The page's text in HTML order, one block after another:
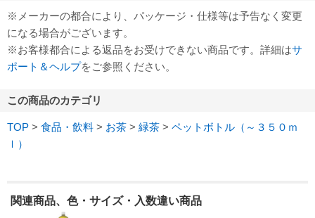
※メーカーの都合により、パッケージ・仕様等は予告なく変更
になる場合がございます。
※お客様都合による返品をお受けできない商品です。詳細はサ
ポート＆ヘルプをご参照ください。
この商品のカテゴリ
TOP > 食品・飲料 > お茶 > 緑茶 > ペットボトル（～３５０ｍ
ｌ）
関連商品、色・サイズ・入数違い商品